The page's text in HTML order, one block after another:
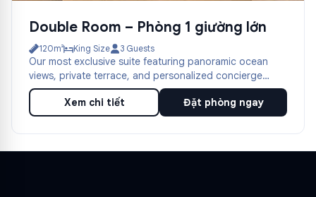
Double Room – Phòng 1 giường lớn
120m² King Size 3 Guests
Our most exclusive suite featuring panoramic ocean
views, private terrace, and personalized concierge
service.
Xem chi tiết
Đặt phòng ngay